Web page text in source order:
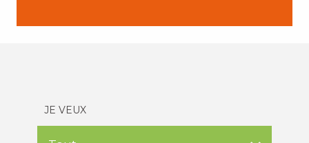
JE VEUX